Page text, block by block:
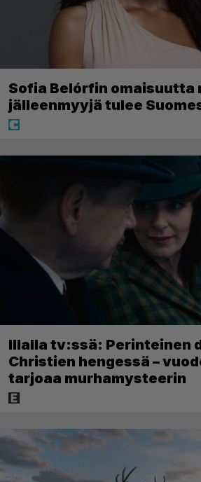
Sofia Belórfin omaisuutta
jälleenmyyjä tulee
Illalla tv:ssä: Perinteinen
Christien hengessä –
tarjoaa murhamysteerin